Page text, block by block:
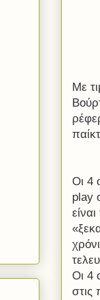
Με
Οι 4
play
Οι 4
στις